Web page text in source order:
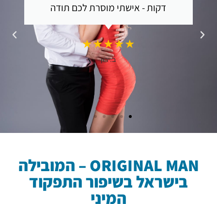
דקות - אישתי מוסרת לכם תודה
★★★★★
ב.ירון
ORIGINAL MAN – המובילה
בישראל בשיפור התפקוד
המיני